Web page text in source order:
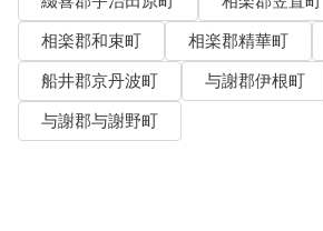
相楽郡和束町
相楽郡精華町
船井郡京丹波町
与謝郡伊根町
与謝郡与謝野町